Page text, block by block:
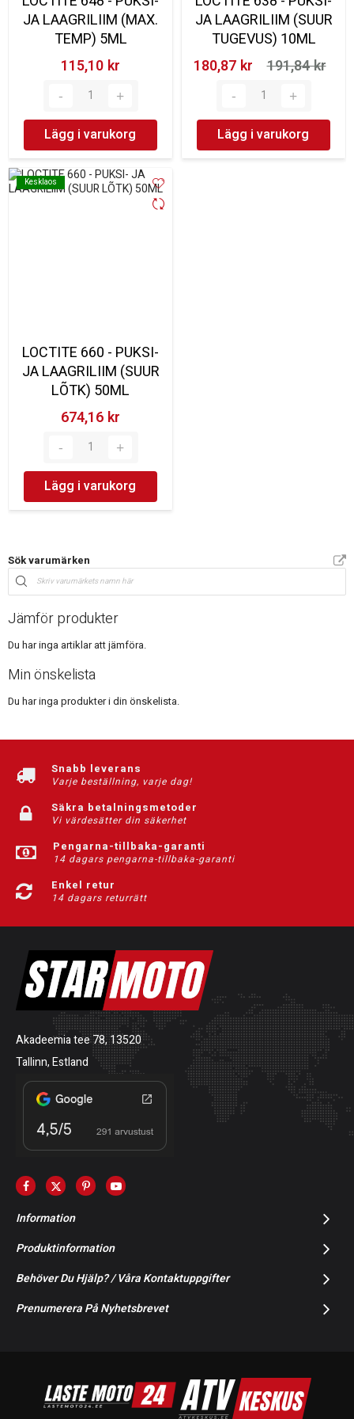
JA LAAGRILIIM (MAX.
TEMP) 5ML
115,10 kr‎
Lägg i varukorg
JA LAAGRILIIM (SUUR
TUGEVUS) 10ML
180,87 kr‎
191,84 kr‎
Lägg i varukorg
Kesklaos
Kesklaos
LOCTITE 660 - PUKSI-
JA LAAGRILIIM (SUUR
LÕTK) 50ML
674,16 kr‎
Lägg i varukorg
Sök varumärken
Jämför produkter
Du har inga artiklar att jämföra.
Min önskelista
Du har inga produkter i din önskelista.
Snabb leverans
Varje beställning, varje dag!
Säkra betalningsmetoder
Vi värdesätter din säkerhet
Pengarna-tillbaka-garanti
14 dagars pengarna-tillbaka-garanti
Enkel retur
14 dagars returrätt
Akadeemia tee 78, 13520
Tallinn, Estland
Information
Produktinformation
Behöver Du Hjälp? / Våra Kontaktuppgifter
Prenumerera På Nyhetsbrevet